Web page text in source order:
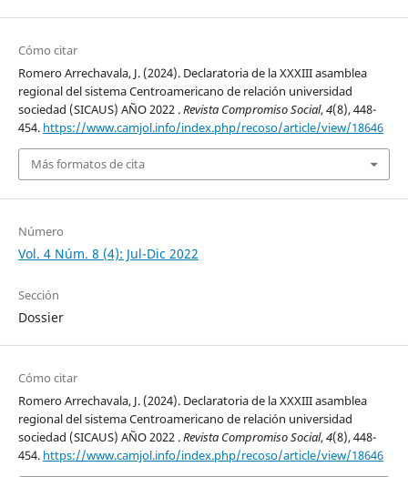
Cómo citar
Romero Arrechavala, J. (2024). Declaratoria de la XXXIII asamblea
regional del sistema Centroamericano de relación universidad
sociedad (SICAUS) AÑO 2022 .Revista Compromiso Social,4(8), 448-
454. https://www.camjol.info/index.php/recoso/article/view/18646
Más formatos de cita
Número
Vol. 4 Núm. 8 (4): Jul-Dic 2022
Sección
Dossier
Cómo citar
Romero Arrechavala, J. (2024). Declaratoria de la XXXIII asamblea
regional del sistema Centroamericano de relación universidad
sociedad (SICAUS) AÑO 2022 .Revista Compromiso Social,4(8), 448-
454. https://www.camjol.info/index.php/recoso/article/view/18646